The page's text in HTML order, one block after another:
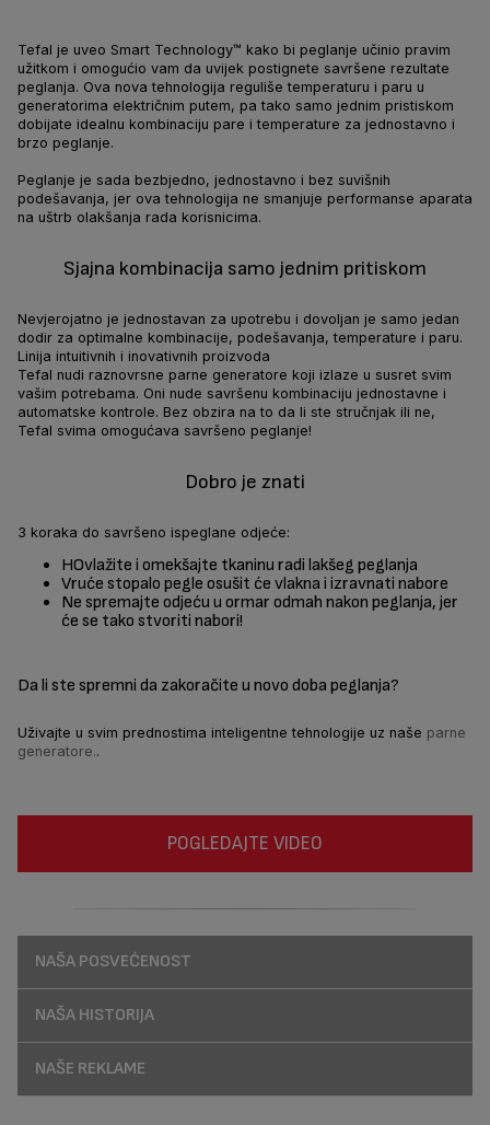
Tefal je uveo Smart Technology™ kako bi peglanje učinio pravim
užitkom i omogućio vam da uvijek postignete savršene rezultate
peglanja. Ova nova tehnologija reguliše temperaturu i paru u
generatorima električnim putem, pa tako samo jednim pristiskom
dobijate idealnu kombinaciju pare i temperature za jednostavno i
brzo peglanje.
Peglanje je sada bezbjedno, jednostavno i bez suvišnih
podešavanja, jer ova tehnologija ne smanjuje performanse aparata
na uštrb olakšanja rada korisnicima.
Sjajna kombinacija samo jednim pritiskom
Nevjerojatno je jednostavan za upotrebu i dovoljan je samo jedan
dodir za optimalne kombinacije, podešavanja, temperature i paru.
Linija intuitivnih i inovativnih proizvoda
Tefal nudi raznovrsne parne generatore koji izlaze u susret svim
vašim potrebama. Oni nude savršenu kombinaciju jednostavne i
automatske kontrole. Bez obzira na to da li ste stručnjak ili ne,
Tefal svima omogućava savršeno peglanje!
Dobro je znati
3 koraka do savršeno ispeglane odjeće:
HOvlažite i omekšajte tkaninu radi lakšeg peglanja
Vruće stopalo pegle osušit će vlakna i izravnati nabore
Ne spremajte odjeću u ormar odmah nakon peglanja, jer
će se tako stvoriti nabori!
Da li ste spremni da zakoračite u novo doba peglanja?
Uživajte u svim prednostima inteligentne tehnologije uz naše parne
generatore..
POGLEDAJTE VIDEO
NAŠA POSVEĆENOST
NAŠA HISTORIJA
NAŠE REKLAME